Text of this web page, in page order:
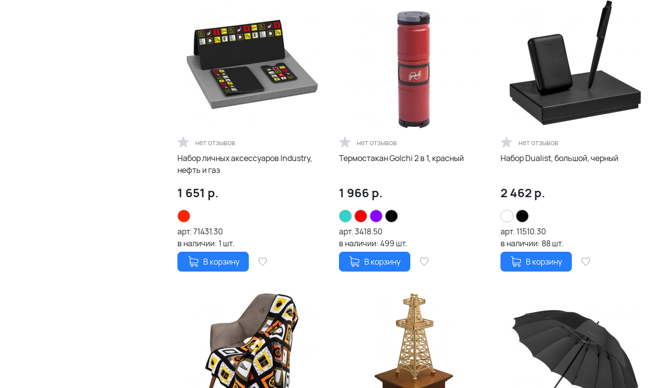
нет отзывов
Набор личных аксессуаров Industry,
нефть и газ
1 651 р.
арт.71431.30
в наличии: 1 шт.
В корзину
нет отзывов
Термостакан Golchi 2 в 1, красный
1 966 р.
арт.3418.50
в наличии:499 шт.
В корзину
нет отзывов
Набор Dualist, большой, черный
2 462 р.
арт. 11510.30
в наличии: 88шт.
В корзину